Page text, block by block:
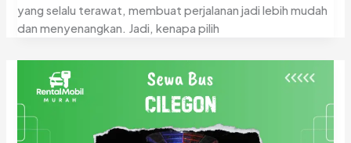
yang selalu terawat, membuat perjalanan jadi lebih mudah
dan menyenangkan. Jadi, kenapa pilih